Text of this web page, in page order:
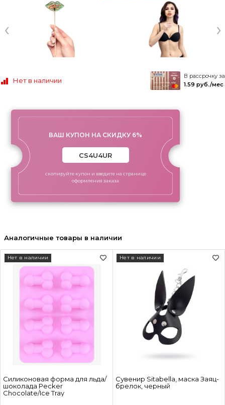
‹ ›
Нет в наличии
В рассрочку за
1.59 руб./мес
ВАШ КУПОН НА СКИДКУ 6%
скопируйте купон и введите на странице
оформления заказа
Аналогичные товары в наличии
Силиконовая форма для льда/
шоколада Pecker
Chocolate/Ice Tray
Нет в наличии
Сувенир Sitabella, маска Заяц-
брелок, черный
Нет в наличии